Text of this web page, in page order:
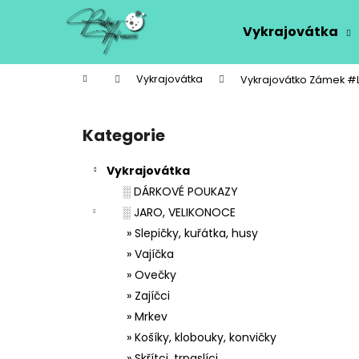
Vykrajovátka
Domů Vykrajovátka Vykrajovátko Zámek
Přeskočit
kategorie
Kategorie
Vykrajovátka
░ DÁRKOVÉ POUKAZY
░ JARO, VELIKONOCE
» Slepičky, kuřátka, husy
» Vajíčka
» Ovečky
» Zajíčci
» Mrkev
» Košíky, klobouky, konvičky
í
Zpět
do
Zpět
do